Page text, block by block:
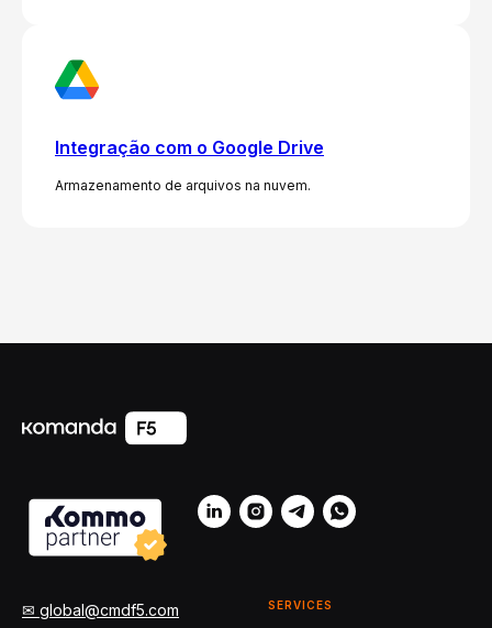
Integração com o Google Drive
Armazenamento de arquivos na nuvem.
✉ global@cmdf5.com
SERVICES